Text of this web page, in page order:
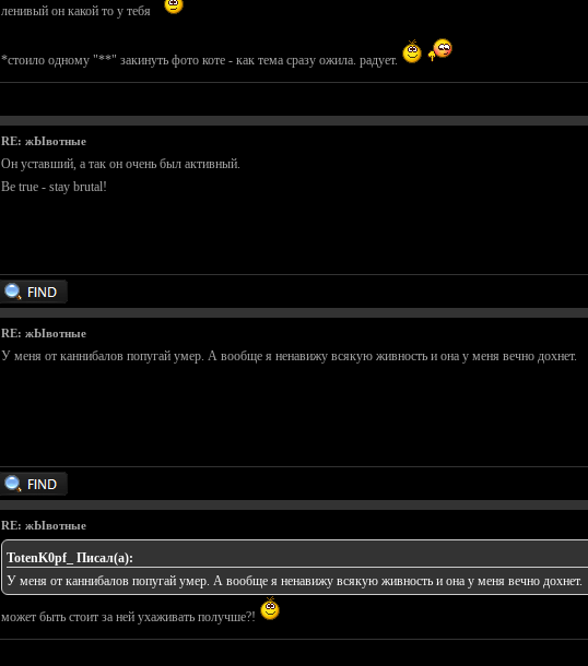
ленивый он какой то у тебя
*стоило одному "**" закинуть фото коте - как тема сразу ожила. радует.
RE: жЫвотные
Он уставший, а так он очень был активный.
Be true - stay brutal!
RE: жЫвотные
У меня от каннибалов попугай умер. А вообще я ненавижу всякую живность и она у меня вечно дохнет.
RE: жЫвотные
TotenK0pf_ Писал(а):
У меня от каннибалов попугай умер. А вообще я ненавижу всякую живность и она у меня вечно дохнет.
может быть стоит за ней ухаживать получше?!